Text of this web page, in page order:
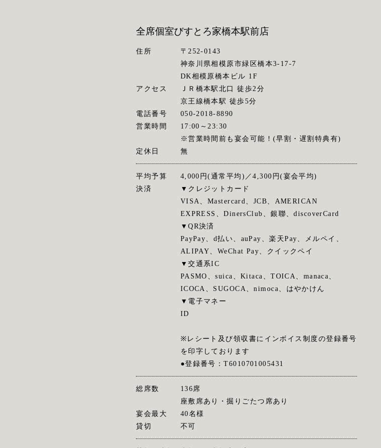
全席個室びすとろ家橋本駅前店
住所
〒252-0143
神奈川県相模原市緑区橋本3-17-7
DK相模原橋本ビル 1F
アクセス
ＪＲ橋本駅北口 徒歩2分
京王線橋本駅 徒歩5分
電話番号
050-2018-8890
営業時間
17:00～23:30
※営業時間前も宴会可能！(早割・遅割特典有)
定休日
無
平均予算
4,000円(通常平均)／4,300円(宴会平均)
決済
▼クレジットカード
VISA、Mastercard、JCB、AMERICAN
EXPRESS、DinersClub、銀聯、discoverCard
▼QR決済
PayPay、d払い、auPay、楽天Pay、メルペイ、
ALIPAY、WeChat Pay、クイックペイ
▼交通系IC
PASMO、suica、Kitaca、TOICA、manaca、
ICOCA、SUGOCA、nimoca、はやかけん
▼電子マネー
ID
※レシート及び領収書にインボイス制度の登録番号
を印字しております
●登録番号：T6010701005431
総席数
136席
座敷席あり・掘りごたつ席あり
宴会最大
40名様
貸切
不可